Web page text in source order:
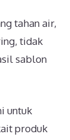
tahan air,
tidak
sablon
untuk
produk